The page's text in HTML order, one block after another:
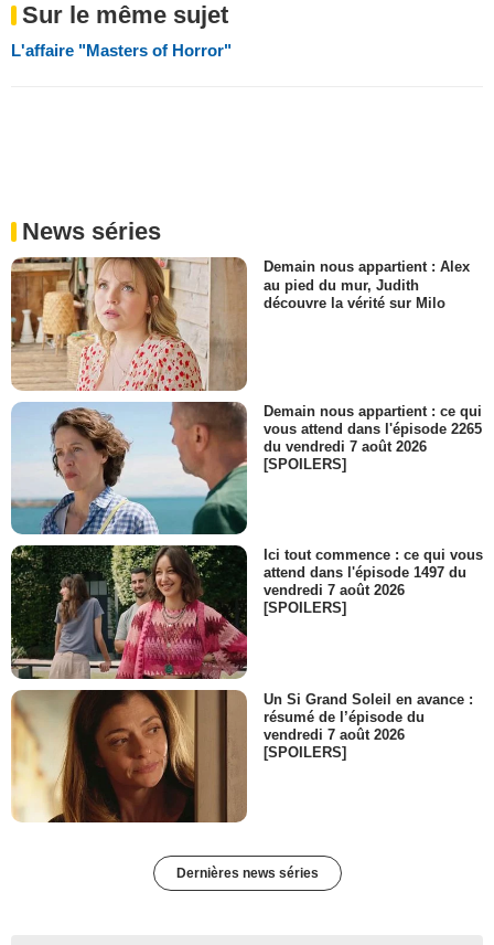
Sur le même sujet
L'affaire "Masters of Horror"
News séries
Demain nous appartient : Alex
au pied du mur, Judith
découvre la vérité sur Milo
Demain nous appartient : ce qui
vous attend dans l'épisode 2265
du vendredi 7 août 2026
[SPOILERS]
Ici tout commence : ce qui vous
attend dans l'épisode 1497 du
vendredi 7 août 2026
[SPOILERS]
Un Si Grand Soleil en avance :
résumé de l’épisode du
vendredi 7 août 2026
[SPOILERS]
Dernières news séries